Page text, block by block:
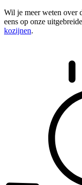
Wil je meer weten over
eens op onze
kozijnen.